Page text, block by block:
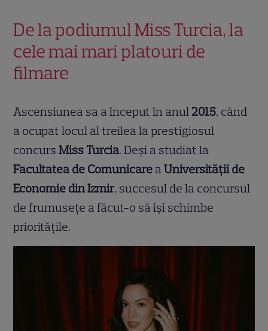
De la podiumul Miss Turcia, la
cele mai mari platouri de
filmare
Ascensiunea sa a început în anul 2015, când
a ocupat locul al treilea la prestigiosul
concursMiss Turcia. Deși a studiat la
Facultatea de Comunicare aUniversității de
Economie din Izmir, succesul de la concursul
de frumusețe a făcut-o să își schimbe
prioritățile.